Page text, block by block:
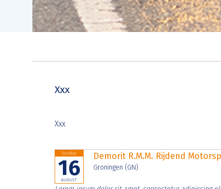
Xxx
Xxx
Sunday
16
AUGUST
Demorit R.M.M. Rijdend
Groningen (GN)